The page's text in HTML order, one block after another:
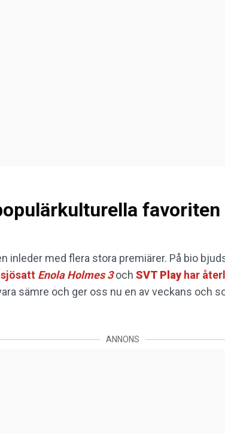
favoriten
inleder med flera stora premiärer. På bio
sjösatt Enola Holmes 3och SVT Play har
sämre och ger oss nu en av veckans och
ANNONS